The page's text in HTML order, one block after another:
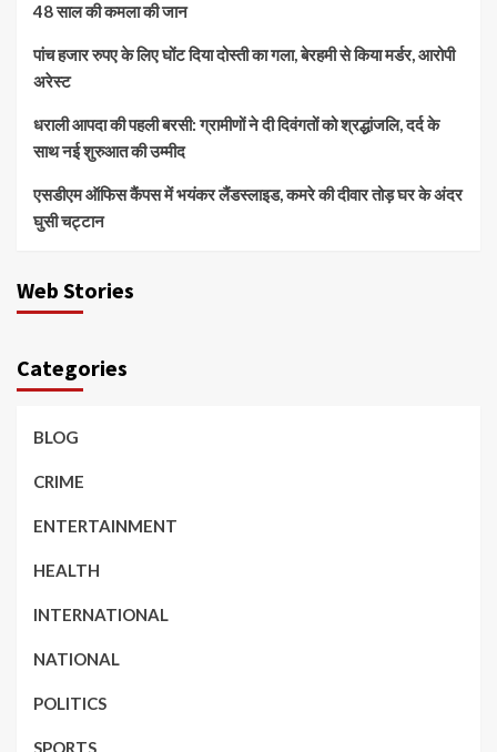
48 साल की कमला की जान
पांच हजार रुपए के लिए घोंट दिया दोस्ती का गला, बेरहमी से किया मर्डर, आरोपी
अरेस्ट
धराली आपदा की पहली बरसी: ग्रामीणों ने दी दिवंगतों को श्रद्धांजलि, दर्द के
साथ नई शुरुआत की उम्मीद
एसडीएम ऑफिस कैंपस में भयंकर लैंडस्लाइड, कमरे की दीवार तोड़ घर के अंदर
घुसी चट्टान
Web Stories
Categories
BLOG
CRIME
ENTERTAINMENT
HEALTH
INTERNATIONAL
NATIONAL
POLITICS
SPORTS